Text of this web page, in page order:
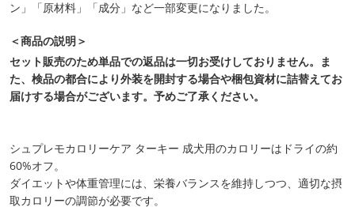
ン」「原材料」「成分」など一部変更になりました。
＜商品の説明＞
セット販売のため単品での返品は一切お受けしておりません。ま
た、検品の都合により外装を開封する場合や梱包資材に詰替えてお
届けする場合がございます。予めご了承ください。
シュプレモカロリーケア ターキー 成犬用のカロリーはドライの約
60%オフ。
ダイエットや体重管理には、栄養バランスを維持しつつ、適切な摂
取カロリーの調節が必要です。